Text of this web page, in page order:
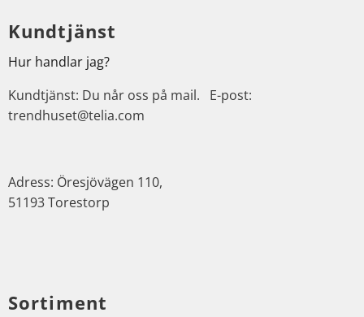
Kundtjänst
Hur handlar jag?
Kundtjänst: Du når oss på mail. E-post:
trendhuset@telia.com
Adress: Öresjövägen 110,
51193 Torestorp
Sortiment